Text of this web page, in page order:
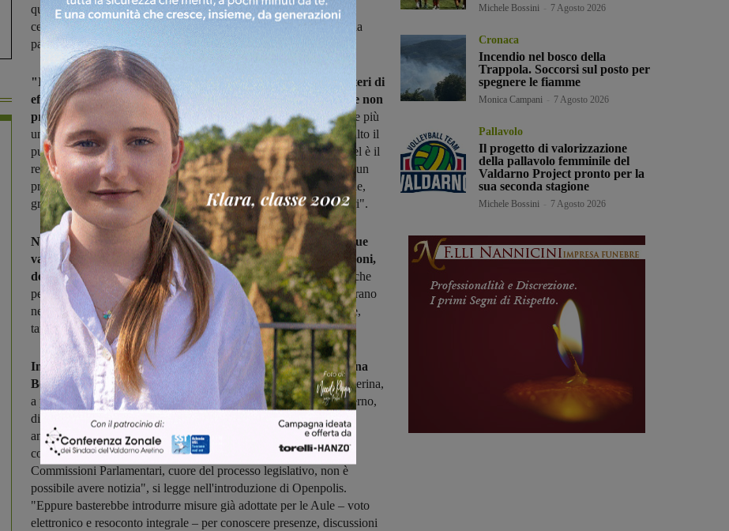
quello che porta a casa una legge; non è produttivo chi protocolla
centinaia di interrogazioni ma chi riesce ad ottenere una risposta da
parte del ministro competente".
"Il lavoro di deputati e senatori viene analizzato in base a criteri di
efficacia che aiutino a distinguere la gran massa di attività che non
produce effetti da quella, poca, che invece dà risultati. Dunque più
un provvedimento si approssima al suo completamento, più sarà alto il
punteggio assegnato a chi presenta l’atto – primo firmatario – o nel è il
relatore. Altri punti vengono attribuiti con il consenso ottenuto su un
provvedimento, attraverso le firme degli altri parlamentari, e, infine,
grazie ad una più assidua partecipazione del parlamentare ai lavori".
Nella top ten dei parlamentari eletti in Toscana ci sono altri due
valdarnesi, dopo Ermini: sono Massimo Artini e Samuele Segoni,
del Gruppo Misto,rispettivamente in terza e sesta posizione. Anche
per loro, così come per David Ermini, rispetto allo scorso anno (erano
nel gruppo M5S nel 2014) si registra un miglioramento dell'indice,
tanto che salgono anche a livello generale.
In fondo alla classifica dei deputati toscani, invece, Maria Elena
Boschi, Elisa Simoni e Lorenzo Becattini. Per il Ministro di Laterina,
a pesare nel calcolo dell'indice c'è l'impegno nelle attività di Governo,
di cui l'indice di Openpolis non tiene conto. Stesso ragionamento
anche per i lavori delle Commissioni (la Simoni, ad esempio, è
componente di tre Commissioni): "Di ciò che accade nelle
Commissioni Parlamentari, cuore del processo legislativo, non è
possibile avere notizia", si legge nell'introduzione di Openpolis.
"Eppure basterebbe introdurre misure già adottate per le Aule – voto
elettronico e resoconto integrale – per conoscere presenze, discussioni
Michele Bossini 7 Agosto 2026
Cronaca
Incendio nel bosco della
Trappola. Soccorsi sul posto per
spegnere le fiamme
Monica Campani 7 Agosto 2026
Pallavolo
Il progetto di valorizzazione
della pallavolo femminile del
Valdarno Project pronto per la
sua seconda stagione
Michele Bossini 7 Agosto 2026